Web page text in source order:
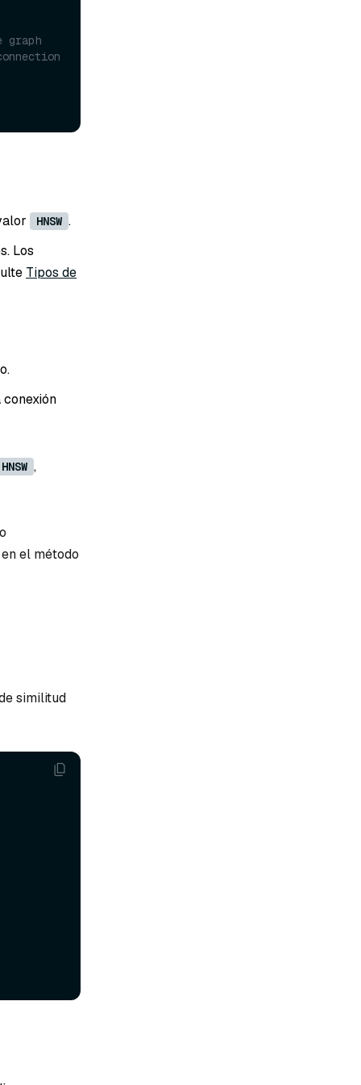
graph
HNSW .
Los
Tipos de
HNSW ,
el método
similitud